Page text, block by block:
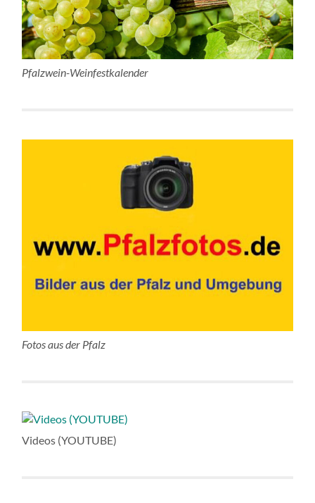
Pfalzwein-Weinfestkalender
Fotos aus der Pfalz
Videos (YOUTUBE)